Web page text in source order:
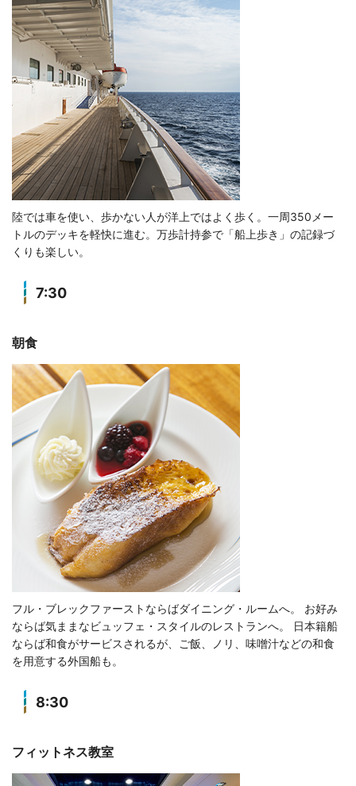
陸では車を使い、歩かない人が洋上ではよく歩く。一周350メー
トルのデッキを軽快に進む。万歩計持参で「船上歩き」の記録づ
くりも楽しい。
7:30
朝食
フル・ブレックファーストならばダイニング・ルームへ。 お好み
ならば気ままなビュッフェ・スタイルのレストランへ。 日本籍船
ならば和食がサービスされるが、ご飯、ノリ、味噌汁などの和食
を用意する外国船も。
8:30
フィットネス教室